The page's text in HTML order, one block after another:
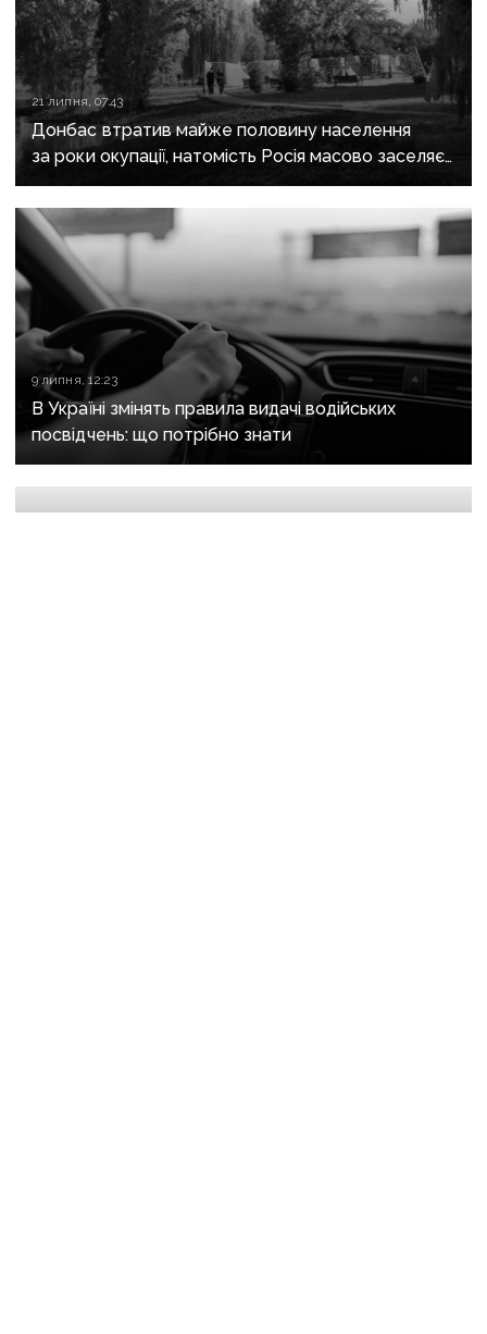
21 липня, 07:43
Донбас втратив майже половину населення
за роки окупації, натомість Росія масово заселяє
регіон своїми громадянами — ГУР
9 липня, 12:23
В Україні змінять правила видачі водійських
посвідчень: що потрібно знати